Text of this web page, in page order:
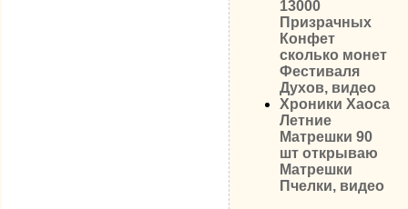
13000
Призрачных
Конфет
сколько монет
Фестиваля
Духов, видео
Хроники Хаоса
Летние
Матрешки 90
шт открываю
Матрешки
Пчелки, видео